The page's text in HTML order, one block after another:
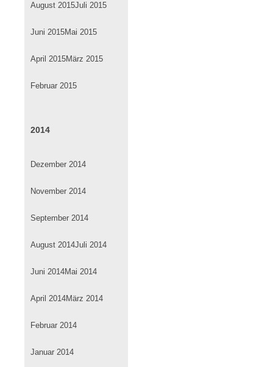
August 2015Juli 2015
Juni 2015Mai 2015
April 2015März 2015
Februar 2015
2014
Dezember 2014
November 2014
September 2014
August 2014Juli 2014
Juni 2014Mai 2014
April 2014März 2014
Februar 2014
Januar 2014